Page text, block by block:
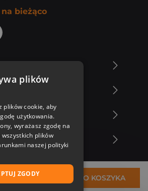
DO KOSZYKA
bieżąco
plików
plików cookie, aby
użytkowania.
wyrażasz zgodę na
plików
naszej polityki
ZGODY